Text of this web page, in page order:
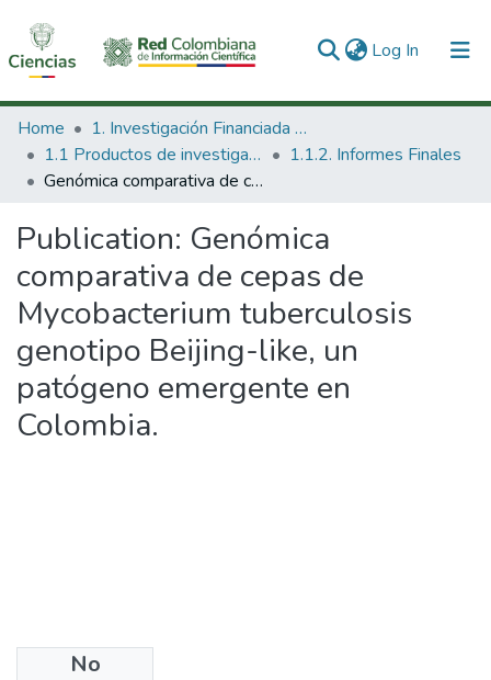
Log In (current)
Communities & Collections
All of DSpace
Home
1. Investigación Financiada con Recursos Públicos
1.1 Productos de investigación
1.1.2. Informes Finales
Genómica comparativa de cepas de Mycobacterium tuberculosis genotipo Beijing-like, un patógeno emergente en Colombia.
Publication: Genómica
comparativa de cepas de
Mycobacterium tuberculosis
genotipo Beijing-like, un
patógeno emergente en
Colombia.
No